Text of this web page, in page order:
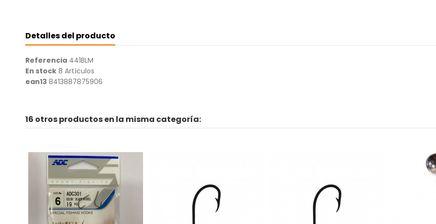
Detalles del producto
Referencia 441BLM
En stock 8 Artículos
ean13 8413887875906
16 otros productos en la misma categoría: